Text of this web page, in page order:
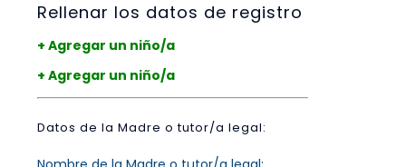
Rellenar los datos de registro
+ Agregar un niño/a
+ Agregar un niño/a
Datos de la Madre o tutor/a legal: